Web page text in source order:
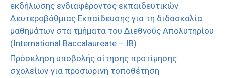
εκδήλωσης ενδιαφέροντος εκπαιδευτικών
Δευτεροβάθμιας Εκπαίδευσης για τη διδασκαλία
μαθημάτων στα τμήματα του Διεθνούς Απολυτηρίου
(International Baccalaureate – IB)
Πρόσκληση υποβολής αίτησης προτίμησης
σχολείων για προσωρινή τοποθέτηση